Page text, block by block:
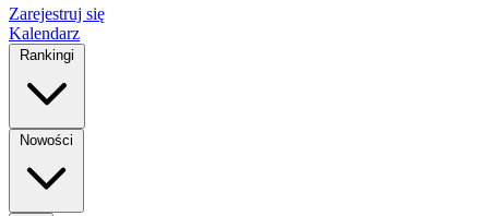
Zarejestruj się
Kalendarz
Rankingi
Nowości